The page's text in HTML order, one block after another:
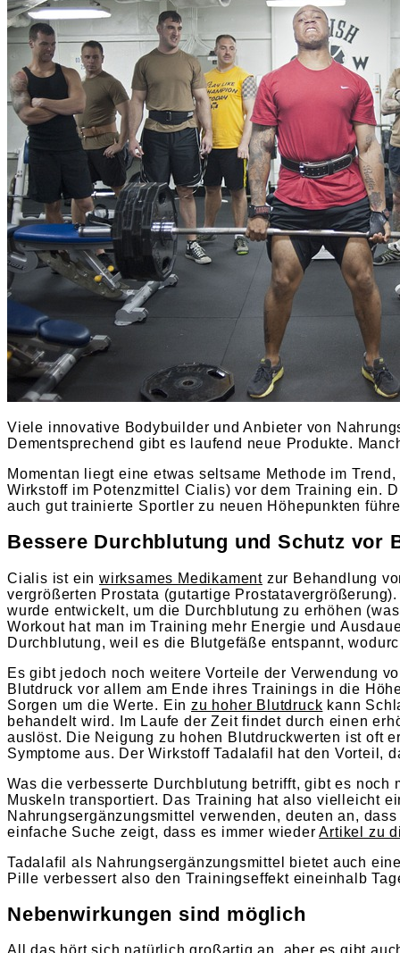
Viele innovative Bodybuilder und Anbieter von
Dementsprechend gibt es laufend neue Produkte.
Momentan liegt eine etwas seltsame Methode im
Wirkstoff im Potenzmittel Cialis) vor dem Training ein.
auch gut trainierte Sportler zu neuen Höhepunkten
Bessere Durchblutung und Schutz vor
Cialis ist einwirksames Medikament zur Behandlung
vergrößerten Prostata (gutartige
wurde entwickelt, um die Durchblutung zu erhöhen
Workout hat man im Training mehr Energie und
Durchblutung, weil es die Blutgefäße entspannt,
Es gibt jedoch noch weitere Vorteile der Verwendung
Blutdruck vor allem am Ende ihres Trainings in die
Sorgen um die Werte. Einzu hoher Blutdruck kann
behandelt wird. Im Laufe der Zeit findet durch einen
auslöst. Die Neigung zu hohen Blutdruckwerten ist oft
Symptome aus. Der Wirkstoff Tadalafil hat den Vorteil,
Was die verbesserte Durchblutung betrifft, gibt es
Muskeln transportiert. Das Training hat also vielleicht
Nahrungsergänzungsmittel verwenden, deuten an,
einfache Suche zeigt, dass es immer wiederArtikel zu
Tadalafil als Nahrungsergänzungsmittel bietet auch
Pille verbessert also den Trainingseffekt eineinhalb
Nebenwirkungen sind möglich
All das hört sich natürlich großartig an, aber es gibt